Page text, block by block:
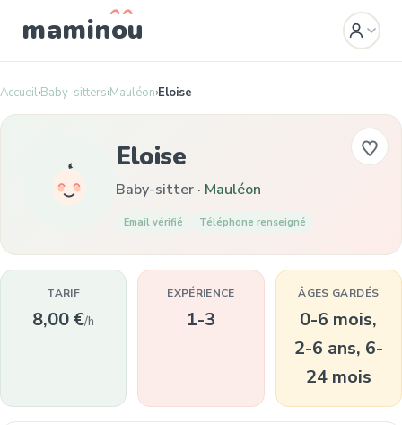
maminou
Accueil›Baby-sitters›Mauléon›Eloise
Eloise
Baby-sitter · Mauléon
Email vérifié Téléphone renseigné
TARIF
8,00 €/h
EXPÉRIENCE
1-3
ÂGES GARDÉS
0-6 mois,
2-6 ans, 6-
24 mois